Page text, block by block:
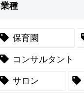
業種
保育園
コンサルタント
サロン